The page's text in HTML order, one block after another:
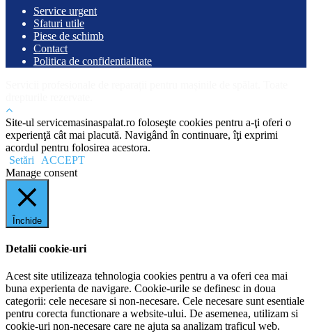
Service urgent
Sfaturi utile
Piese de schimb
Contact
Politica de confidentialitate
Site-ul servicemasinaspalat.ro foloseşte cookies pentru a-ţi oferi o
experienţă cât mai placută. Navigând în continuare, îţi exprimi
acordul pentru folosirea acestora.
Setări
ACCEPT
Manage consent
Închide
Detalii cookie-uri
Acest site utilizeaza tehnologia cookies pentru a va oferi cea mai
buna experienta de navigare. Cookie-urile se definesc in doua
categorii: cele necesare si non-necesare. Cele necesare sunt esentiale
pentru corecta functionare a website-ului. De asemenea, utilizam si
cookie-uri non-necesare care ne ajuta sa analizam traficul web.